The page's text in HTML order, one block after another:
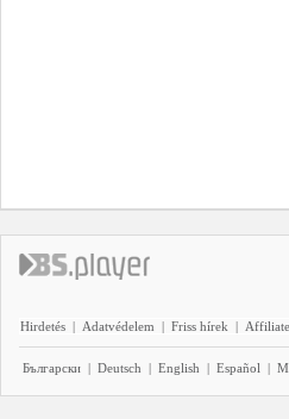
Hirdetés | Adatvédelem | Friss hírek | Affiliate
Български | Deutsch | English | Español |